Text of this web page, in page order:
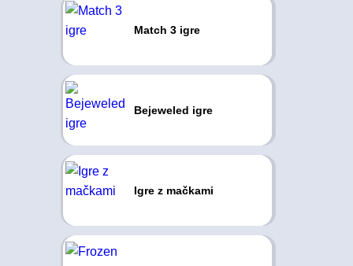
Match 3 igre
Bejeweled igre
Igre z mačkami